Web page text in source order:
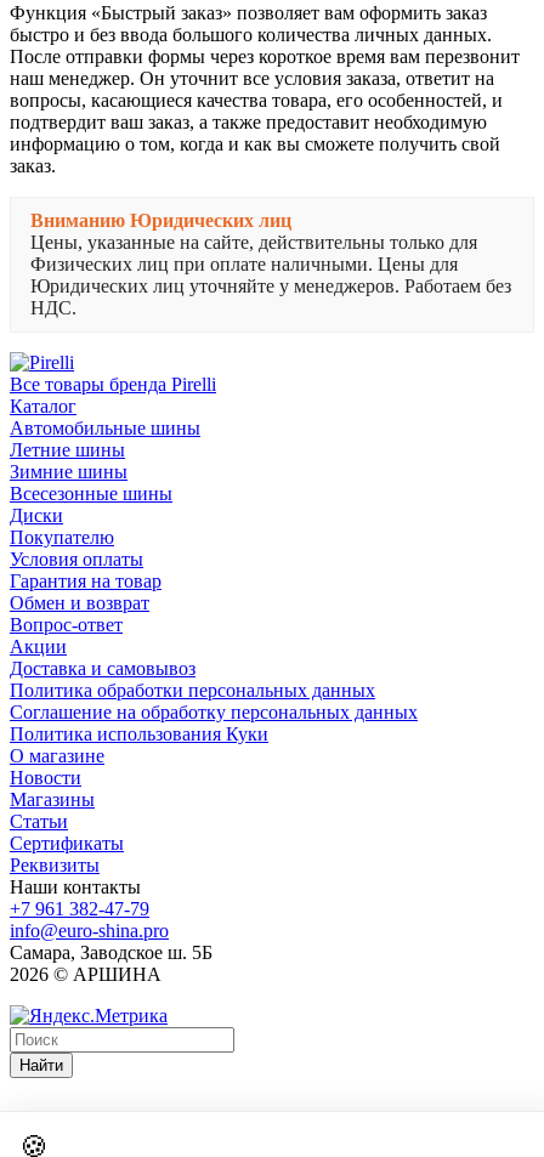
Функция «Быстрый заказ» позволяет вам оформить заказ
быстро и без ввода большого количества личных данных.
После отправки формы через короткое время вам перезвонит
наш менеджер. Он уточнит все условия заказа, ответит на
вопросы, касающиеся качества товара, его особенностей, и
подтвердит ваш заказ, а также предоставит необходимую
информацию о том, когда и как вы сможете получить свой
заказ.
Вниманию Юридических лиц
Цены, указанные на сайте, действительны только для
Физических лиц при оплате наличными. Цены для
Юридических лиц уточняйте у менеджеров. Работаем без
НДС.
Все товары бренда Pirelli
Каталог
Автомобильные шины
Летние шины
Зимние шины
Всесезонные шины
Диски
Покупателю
Условия оплаты
Гарантия на товар
Обмен и возврат
Вопрос-ответ
Акции
Доставка и самовывоз
Политика обработки персональных данных
Соглашение на обработку персональных данных
Политика использования Куки
О магазине
Новости
Магазины
Статьи
Сертификаты
Реквизиты
Наши контакты
+7 961 382-47-79
info@euro-shina.pro
Самара, Заводское ш. 5Б
2026 © АРШИНА
Найти
🍪